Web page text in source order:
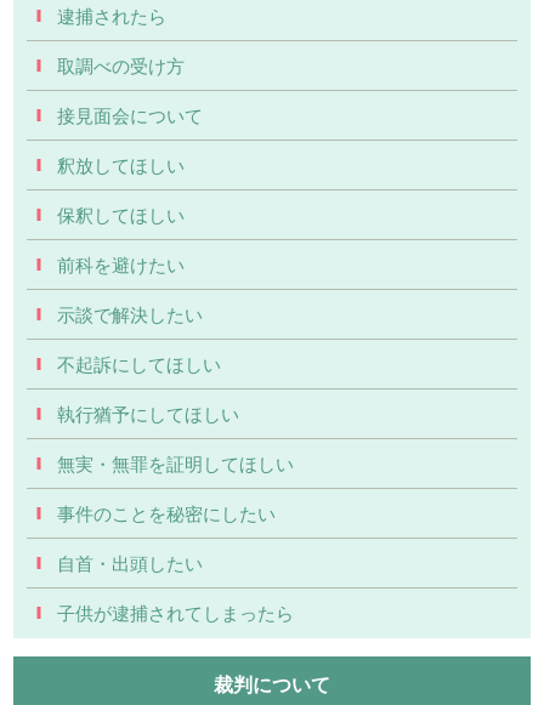
逮捕されたら
取調べの受け方
接見面会について
釈放してほしい
保釈してほしい
前科を避けたい
示談で解決したい
不起訴にしてほしい
執行猶予にしてほしい
無実・無罪を証明してほしい
事件のことを秘密にしたい
自首・出頭したい
子供が逮捕されてしまったら
裁判について